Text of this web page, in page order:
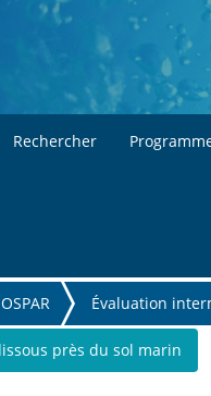
Rechercher
Évaluation
près du sol marin